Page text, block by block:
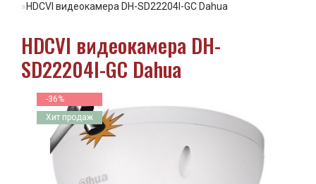
HDCVI видеокамера DH-SD22204I-GC Dahua
HDCVI видеокамера DH-
SD22204I-GC Dahua
-36%
Хит продаж